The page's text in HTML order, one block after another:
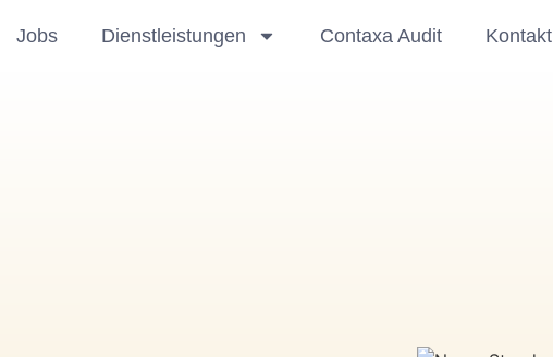
Jobs Dienstleistungen Contaxa Audit Kontakt